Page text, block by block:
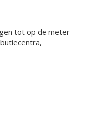
tot op de meter